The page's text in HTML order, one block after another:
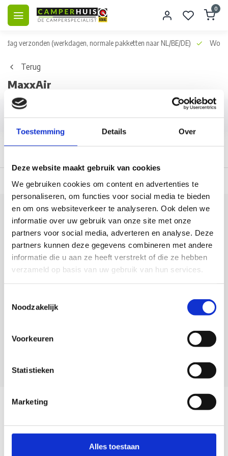
Toestemming Details Over
Deze website maakt gebruik van cookies
We gebruiken cookies om content en advertenties te
personaliseren, om functies voor social media te bieden
en om ons websiteverkeer te analyseren. Ook delen we
informatie over uw gebruik van onze site met onze
partners voor social media, adverteren en analyse. Deze
partners kunnen deze gegevens combineren met andere
informatie die u aan ze heeft verstrekt of die ze hebben
verzameld op basis van uw gebruik van hun services.
Noodzakelijk
Voorkeuren
Statistieken
Marketing
Alles toestaan
0
verzonden(werkdagen, normale pakketten naar NL/BE/DE) World
Terug
MaxxAir
Filters
verzonden(werkdagen, normale pakketten naar NL/BE/DE)
Klantenservice
Veelgestelde vragen
0418 680 690
service@camperhuis.nl
+31418 680 690
Usefull links
Informatie
Contactgegevens
Mis nooit meer onze aanbiedingen!
Abonneer